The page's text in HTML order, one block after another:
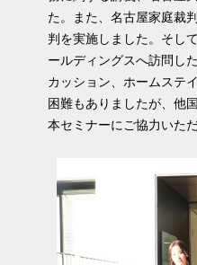
た。また、名古屋家庭裁
判を実施しました。そし
ールディングスへ訪問し
カッション、ホームステ
困難もありましたが、他
本セミナーにご協力いた